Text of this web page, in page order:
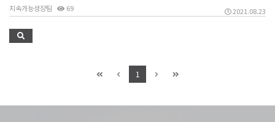
지속가능성장팀 69 2021.08.23
1